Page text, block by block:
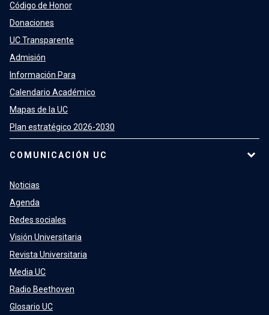
Código de Honor
Donaciones
UC Transparente
Admisión
Información Para
Calendario Académico
Mapas de la UC
Plan estratégico 2026-2030
COMUNICACIÓN UC
Noticias
Agenda
Redes sociales
Visión Universitaria
Revista Universitaria
Media UC
Radio Beethoven
Glosario UC